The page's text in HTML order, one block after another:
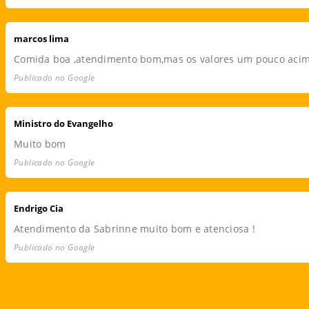
marcos lima
Comida boa ,atendimento bom,mas os valores um pouco
Publicado no Google
Ministro do Evangelho
Muito bom
Publicado no Google
Endrigo Cia
Atendimento da Sabrinne muito bom e atenciosa !
Publicado no Google